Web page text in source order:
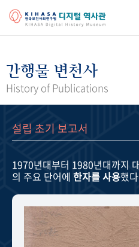
걸어온 길 기관 변천사
정책과 연구 키워드로 보는 연
기록물 아카이브
사진 아카이브 문서 기록물
간행물 변천사
History of Publications
설립 초기 보고서
1970년대부터 1980년대까지
의 주요 단어에 한자를 사용했